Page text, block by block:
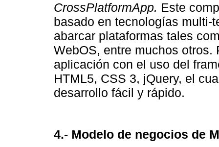
CrossPlatformApp. Este
basado en tecnologías multi-
abarcar plataformas tales
WebOS, entre muchos
aplicación con el uso del
HTML5, CSS 3, jQuery, el
desarrollo fácil y rápido.
4.- Modelo de negocios de